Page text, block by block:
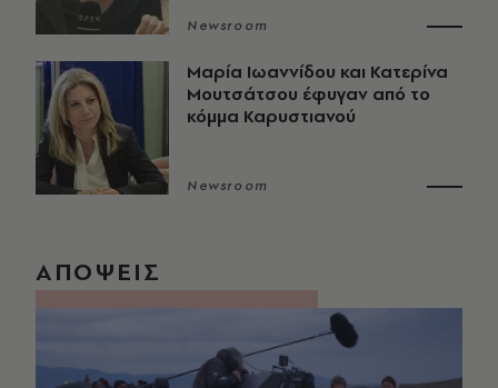
Newsroom
Μαρία Ιωαννίδου και Κατερίνα
Μουτσάτσου έφυγαν από το
κόμμα Καρυστιανού
Newsroom
ΑΠΟΨΕΙΣ